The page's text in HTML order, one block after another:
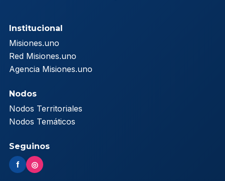
Institucional
Misiones.uno
Red Misiones.uno
Agencia Misiones.uno
Nodos
Nodos Territoriales
Nodos Temáticos
Seguinos
f ◎